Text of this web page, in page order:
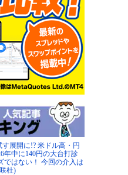
展開に!? 米ドル高・円
年中に140円の大台打診
ではない！ 今回の介入は
杜)